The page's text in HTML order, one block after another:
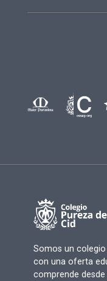
Somos un
con una oferta
comprende